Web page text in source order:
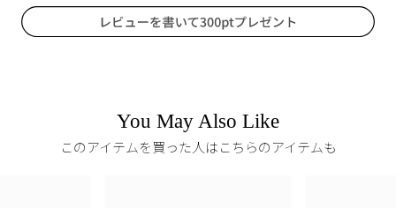
You May Also Like
このアイテムを買った人はこちらのアイテムも